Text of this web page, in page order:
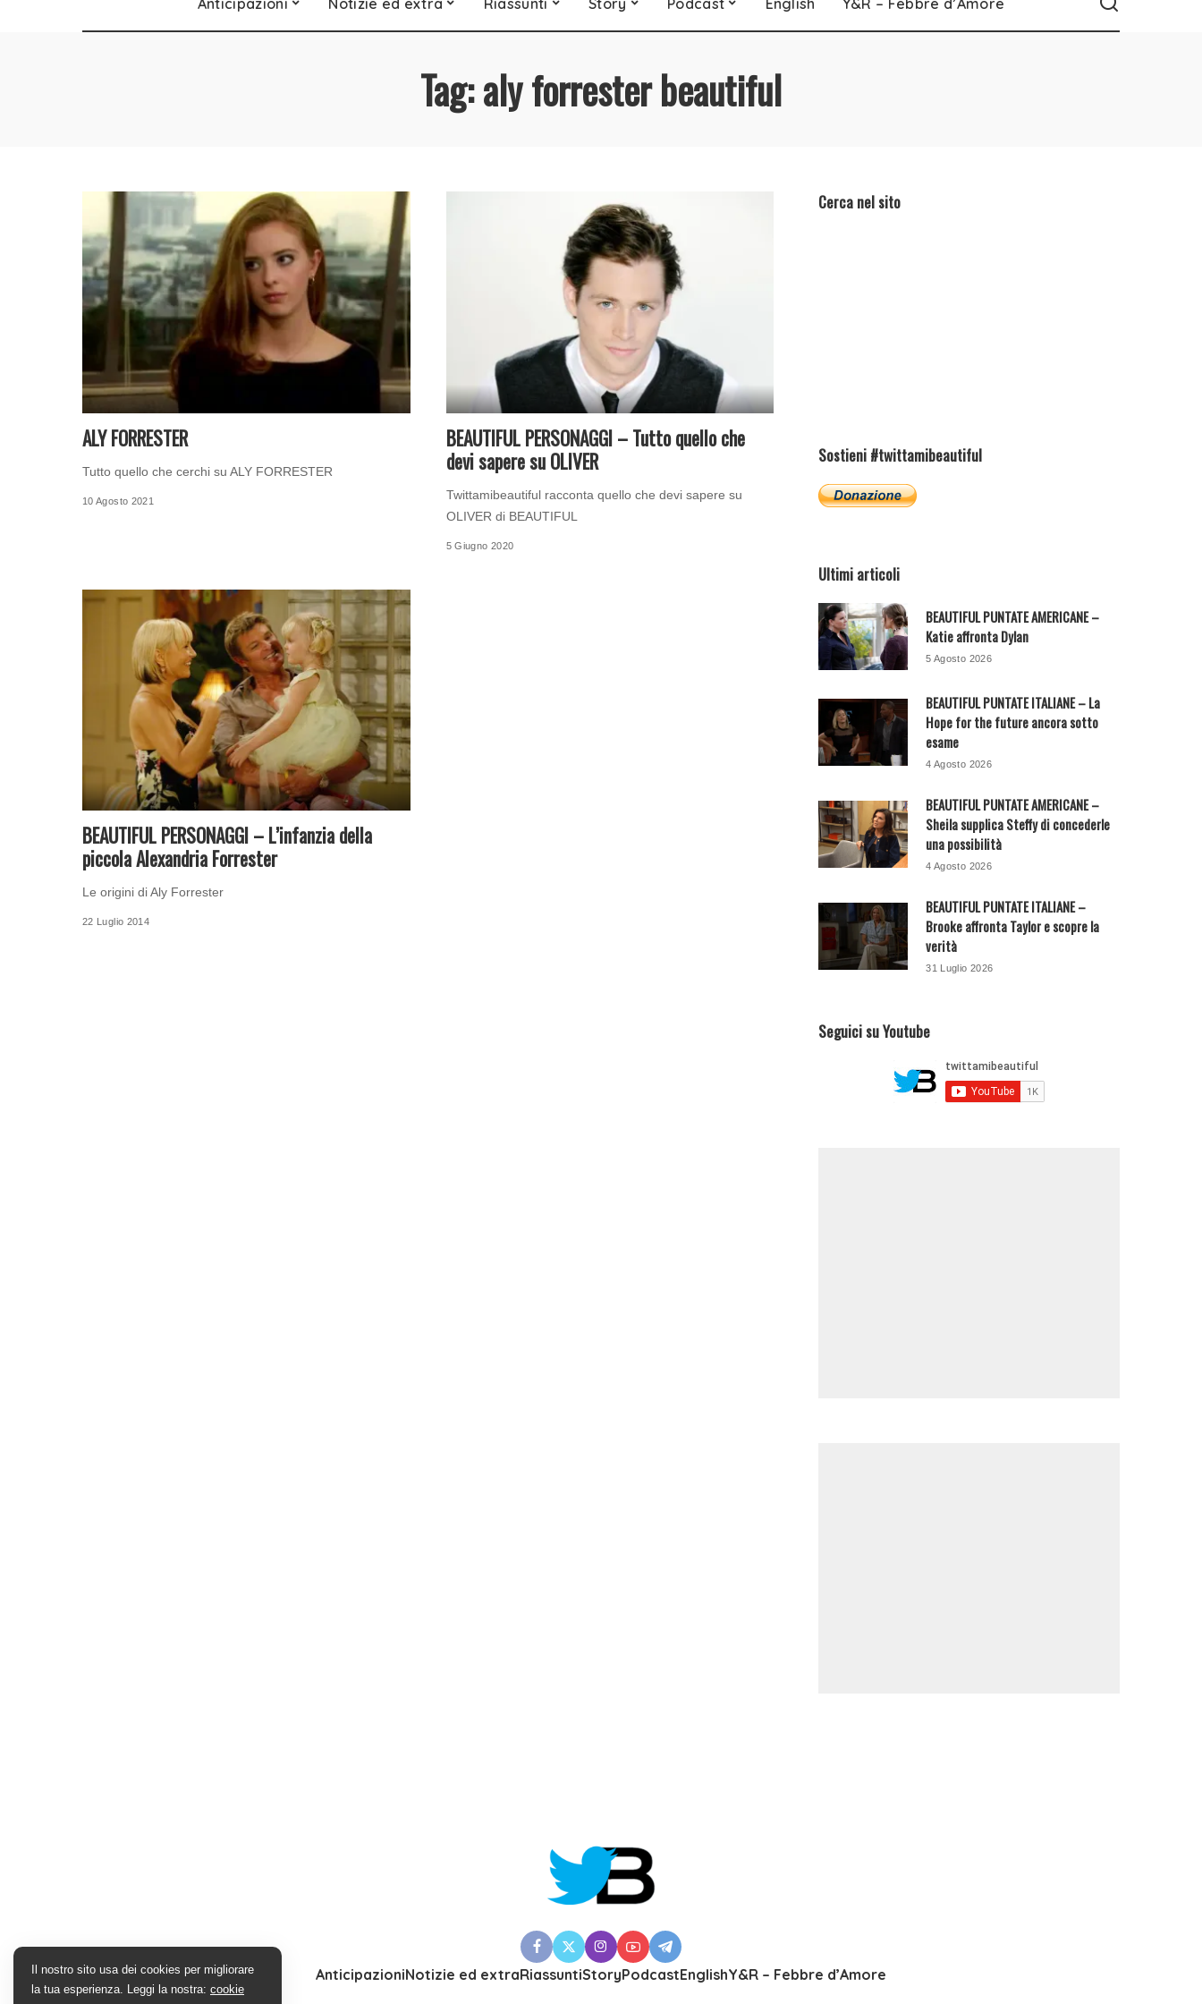
Anticipazioni Notizie ed extra Riassunti Story Podcast English Y&R – Febbre d’Amore
Tag:aly forrester beautiful
ALY FORRESTER
Tutto quello che cerchi su ALY FORRESTER
10 Agosto 2021
BEAUTIFUL PERSONAGGI – Tutto quello che
devi sapere su OLIVER
Twittamibeautiful racconta quello che devi sapere su
OLIVER di BEAUTIFUL
5 Giugno 2020
BEAUTIFUL PERSONAGGI – L’infanzia della
piccola Alexandria Forrester
Le origini di Aly Forrester
22 Luglio 2014
Cerca nel sito
Sostieni #twittamibeautiful
Ultimi articoli
BEAUTIFUL PUNTATE AMERICANE –
Katie affronta Dylan
5 Agosto 2026
BEAUTIFUL PUNTATE ITALIANE – La
Hope for the future ancora sotto
esame
4 Agosto 2026
BEAUTIFUL PUNTATE AMERICANE –
Sheila supplica Steffy di concederle
una possibilità
4 Agosto 2026
BEAUTIFUL PUNTATE ITALIANE –
Brooke affronta Taylor e scopre la
verità
31 Luglio 2026
Seguici su Youtube
AnticipazioniNotizie ed extraRiassuntiStoryPodcastEnglishY&R – Febbre d’Amore
Il nostro sito usa dei cookies per migliorare
la tua esperienza. Leggi la nostra: cookie